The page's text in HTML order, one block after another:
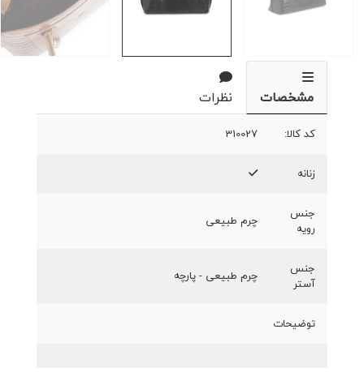
مشخصات نظرات
کد کالا: 310027
زنانه
جنس
رویه
چرم طبیعی
جنس
آستر
چرم طبیعی - پارچه
توضیحات